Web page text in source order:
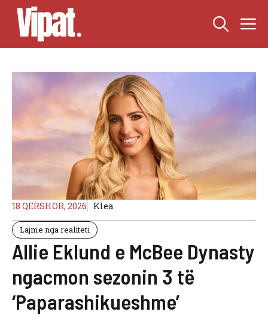
Skip
content
18 QERSHOR, 2026 Klea
Lajme nga realiteti
Allie Eklund e McBee Dynasty
ngacmon sezonin 3 të
‘Paparashikueshme’